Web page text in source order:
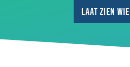
Laat zien